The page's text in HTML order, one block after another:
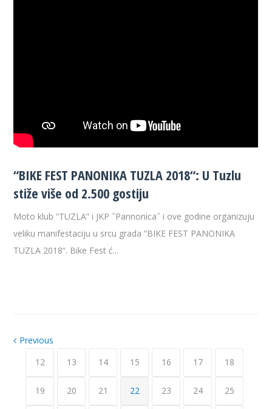
“BIKE FEST PANONIKA TUZLA 2018“: U Tuzlu
stiže više od 2.500 gostiju
Moto klub “TUZLA” i JKP ˝Pannonica˝ i ove godine organizuju
veliku manifestaciju u srcu grada “BIKE FEST PANONIKA
TUZLA 2018“. Bike Fest ć...
Previous
12
13 14 15 16 17 18
19 20 21 22 23 24 25